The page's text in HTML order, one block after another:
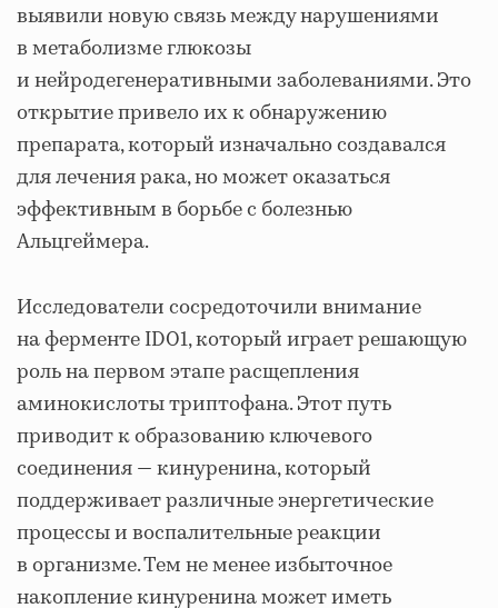
выявили новую связь между нарушениями
в метаболизме глюкозы
и нейродегенеративными заболеваниями. Это
открытие привело их к обнаружению
препарата, который изначально создавался
для лечения рака, но может оказаться
эффективным в борьбе с болезнью
Альцгеймера.
Исследователи сосредоточили внимание
на ферменте IDO1, который играет решающую
роль на первом этапе расщепления
аминокислоты триптофана. Этот путь
приводит к образованию ключевого
соединения — кинуренина, который
поддерживает различные энергетические
процессы и воспалительные реакции
в организме. Тем не менее избыточное
накопление кинуренина может иметь